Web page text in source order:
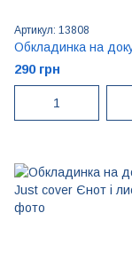
Артикул: 13808
290 грн